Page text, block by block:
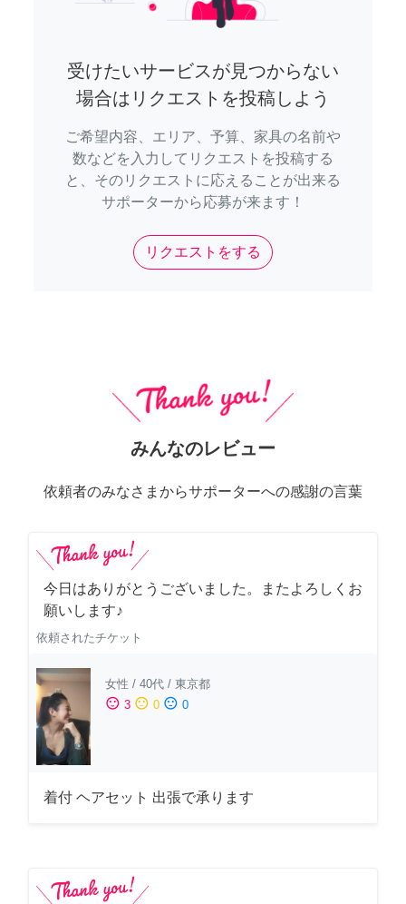
受けたいサービスが見つからない
場合はリクエストを投稿しよう
ご希望内容、エリア、予算、家具の名前や
数などを入力してリクエストを投稿する
と、そのリクエストに応えることが出来る
サポーターから応募が来ます！
リクエストをする
みんなのレビュー
依頼者のみなさまからサポーターへの感謝の言葉
今日はありがとうございました。またよろしくお
願いします♪
依頼されたチケット
女性 / 40代 / 東京都
sentiment_satisfied 3 sentiment_neutral 0 sentiment_dissatisfied 0
着付 ヘアセット 出張で承ります